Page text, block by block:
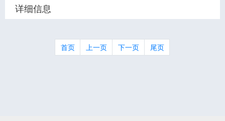
详细信息
首页 上一页 下一页 尾页